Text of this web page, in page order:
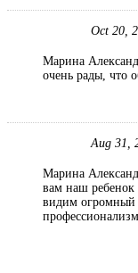
Oct 20,
Марина
очень рады, что
Aug 31,
Марина
вам наш ребенок
видим огромный